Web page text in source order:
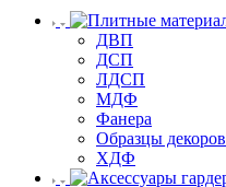
ДВП
ДСП
ЛДСП
МДФ
Фанера
Образцы декоров
ХДФ